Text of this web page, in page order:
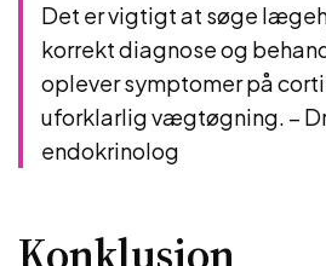
Det er vigtigt at søge
korrekt diagnose og
oplever symptomer på
uforklarlig vægtøgning. –
endokrinolog